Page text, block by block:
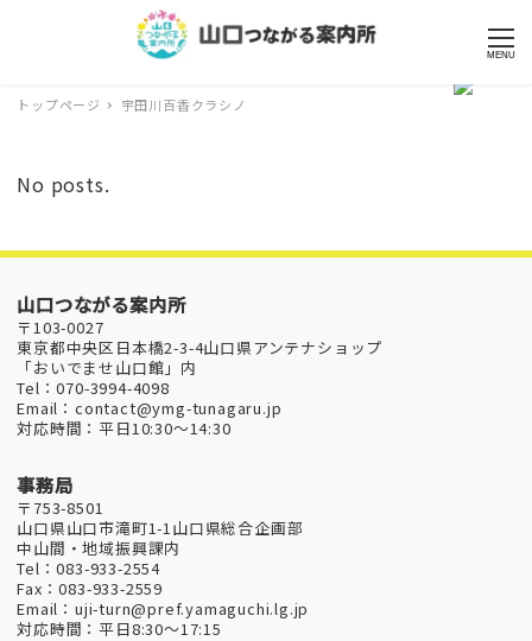
MENU
トップページ 宇田川百香クラシノ
No posts.
山口つながる案内所
〒103-0027
東京都中央区日本橋2-3-4山口県アンテナショップ
「おいでませ山口館」内
Tel：070-3994-4098
Email：contact@ymg-tunagaru.jp
対応時間：平日10:30～14:30
事務局
〒753-8501
山口県山口市滝町1-1山口県総合企画部
中山間・地域振興課内
Tel：083-933-2554
Fax：083-933-2559
Email：uji-turn@pref.yamaguchi.lg.jp
対応時間：平日8:30～17:15